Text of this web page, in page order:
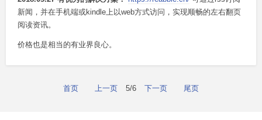
新闻，并在手机端或kindle上以web方式访问，实现顺畅的左右翻页
阅读资讯。
价格也是相当的有业界良心。
首页 上一页 5/6 下一页 尾页